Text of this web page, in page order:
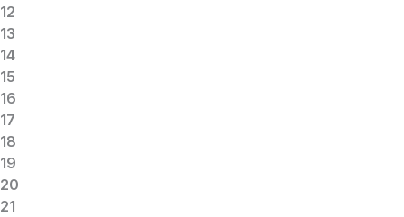
12
13
14
15
16
17
18
19
20
21